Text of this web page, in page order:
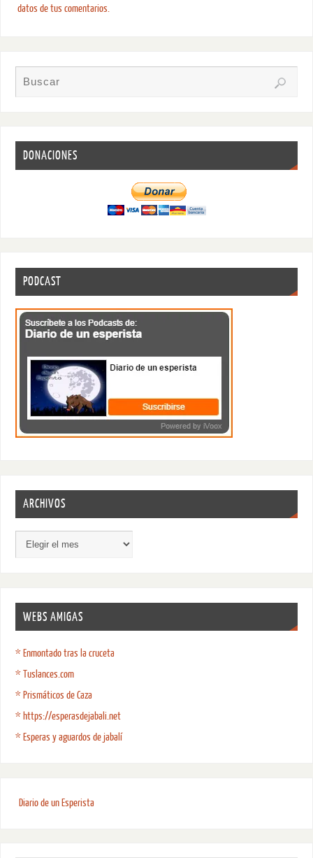
datos de tus comentarios.
DONACIONES
PODCAST
ARCHIVOS
WEBS AMIGAS
* Enmontado tras la cruceta
* Tuslances.com
* Prismáticos de Caza
* https://esperasdejabali.net
* Esperas y aguardos de jabalí
Diario de un Esperista